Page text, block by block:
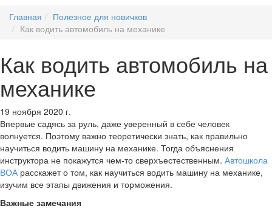
Главная
Полезное для новичков
Как водить автомобиль на механике
Как водить автомобиль на
механике
19 ноября 2020 г.
Впервые садясь за руль, даже уверенный в себе человек
волнуется. Поэтому важно теоретически знать, как правильно
научиться водить машину на механике. Тогда объяснения
инструктора не покажутся чем-то сверхъестественным. Автошкола
ВОАрасскажет о том, как научиться водить машину на механике,
изучим все этапы движения и торможения.
Важные замечания